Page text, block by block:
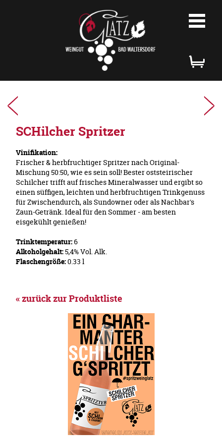
SCHilcher Spritzer
Vinifikation:
Frischer & herbfruchtiger Spritzer nach Original-
Mischung 50:50, wie es sein soll! Bester oststeirischer
Schilcher trifft auf frisches Mineralwasser und ergibt so
einen süffigen, leichten und herbfruchtigen Trinkgenuss
für Zwischendurch, als Sundowner oder als Nachbar's
Zaun-Getränk. Ideal für den Sommer - am besten
eisgekühlt genießen!
Trinktemperatur:6
Alkoholgehalt:5,4% Vol. Alk.
Flaschengröße:0.33 l
« zurück zur Produktliste